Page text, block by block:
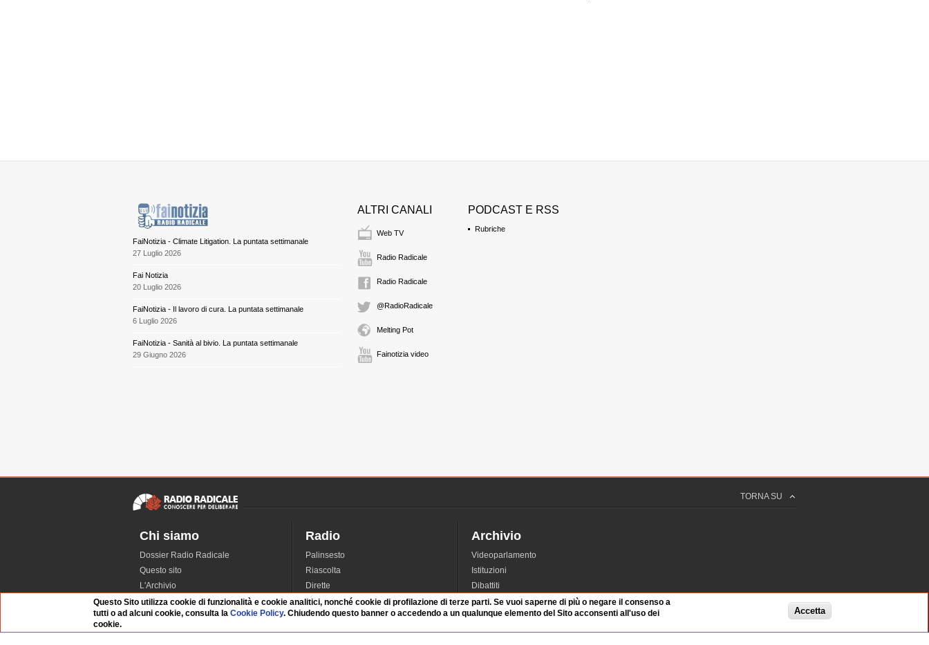
FaiNotizia - Climate Litigation. La puntata settimanale
27 Luglio 2026
Fai Notizia
20 Luglio 2026
FaiNotizia - Il lavoro di cura. La puntata settimanale
6 Luglio 2026
FaiNotizia - Sanità al bivio. La puntata settimanale
29 Giugno 2026
ALTRI CANALI
Web TV
Radio Radicale
Radio Radicale
@RadioRadicale
Melting Pot
Fainotizia video
PODCAST E RSS
Rubriche
TORNA SU
Chi siamo
Dossier Radio Radicale
Questo sito
L'Archivio
Redazione
La musica da Requiem
Infrastruttura informatica
Radio
Palinsesto
Riascolta
Dirette
Rubriche
Interviste
Statistiche audio/video
Archivio
Videoparlamento
Istituzioni
Dibattiti
Manifestazioni
Radicali
Questo Sito utilizza cookie di funzionalità e cookie analitici, nonché cookie di profilazione di terze parti. Se vuoi saperne di più o negare il consenso a
tutti o ad alcuni cookie, consulta laCookie Policy. Chiudendo questo banner o accedendo a un qualunque elemento del Sito acconsenti all'uso dei
cookie.
Accetta